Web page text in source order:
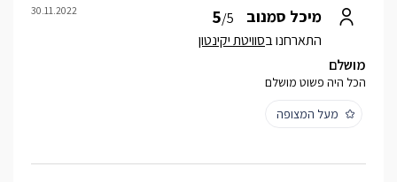
מיכל סמנוב 5/5
התארחנו בסוויטת יקינטון
30.11.2022
מושלם
הכל היה פשוט מושלם
מעל המצופה